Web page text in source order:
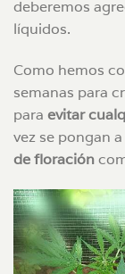
deberemos
líquidos.
Como hemos
semanas para
para evitar
vez se pongan
de floración